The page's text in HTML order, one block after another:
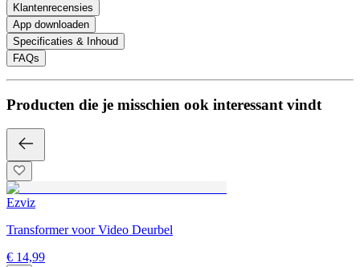
Klantenrecensies
App downloaden
Specificaties & Inhoud
FAQs
Producten die je misschien ook interessant vindt
Ezviz
Transformer voor Video Deurbel
€ 14,99